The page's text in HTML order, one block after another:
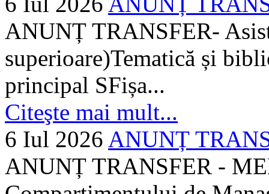
ANUNȚ TRANSFER-
superioare)Tematică și
principal SFișa...
Citeşte mai mult...
6 Iul 2026 ANUNȚ
ANUNȚ TRANSFER -